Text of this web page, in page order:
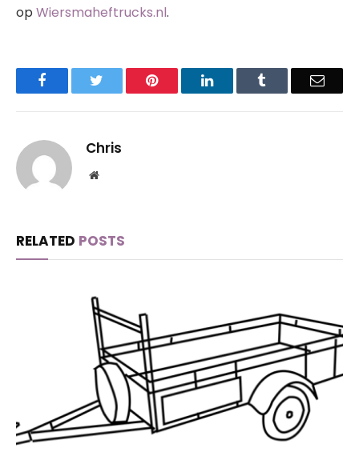
op Wiersmaheftrucks.nl.
Facebook Pinterest LinkedIn Email
Chris
Website
RELATED POSTS